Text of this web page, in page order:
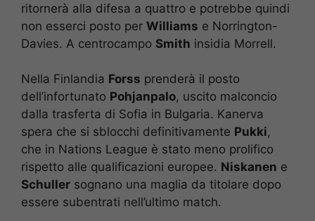
ritornerà alla difesa a quattro e potrebbe quindi
non esserci posto per Williams e Norrington-
Davies. A centrocampo Smith insidia Morrell.
Nella Finlandia Forss prenderà il posto
dell’infortunato Pohjanpalo, uscito malconcio
dalla trasferta di Sofia in Bulgaria. Kanerva
spera che si sblocchi definitivamente Pukki,
che in Nations League è stato meno prolifico
rispetto alle qualificazioni europee. Niskanen e
Schuller sognano una maglia da titolare dopo
essere subentrati nell’ultimo match.